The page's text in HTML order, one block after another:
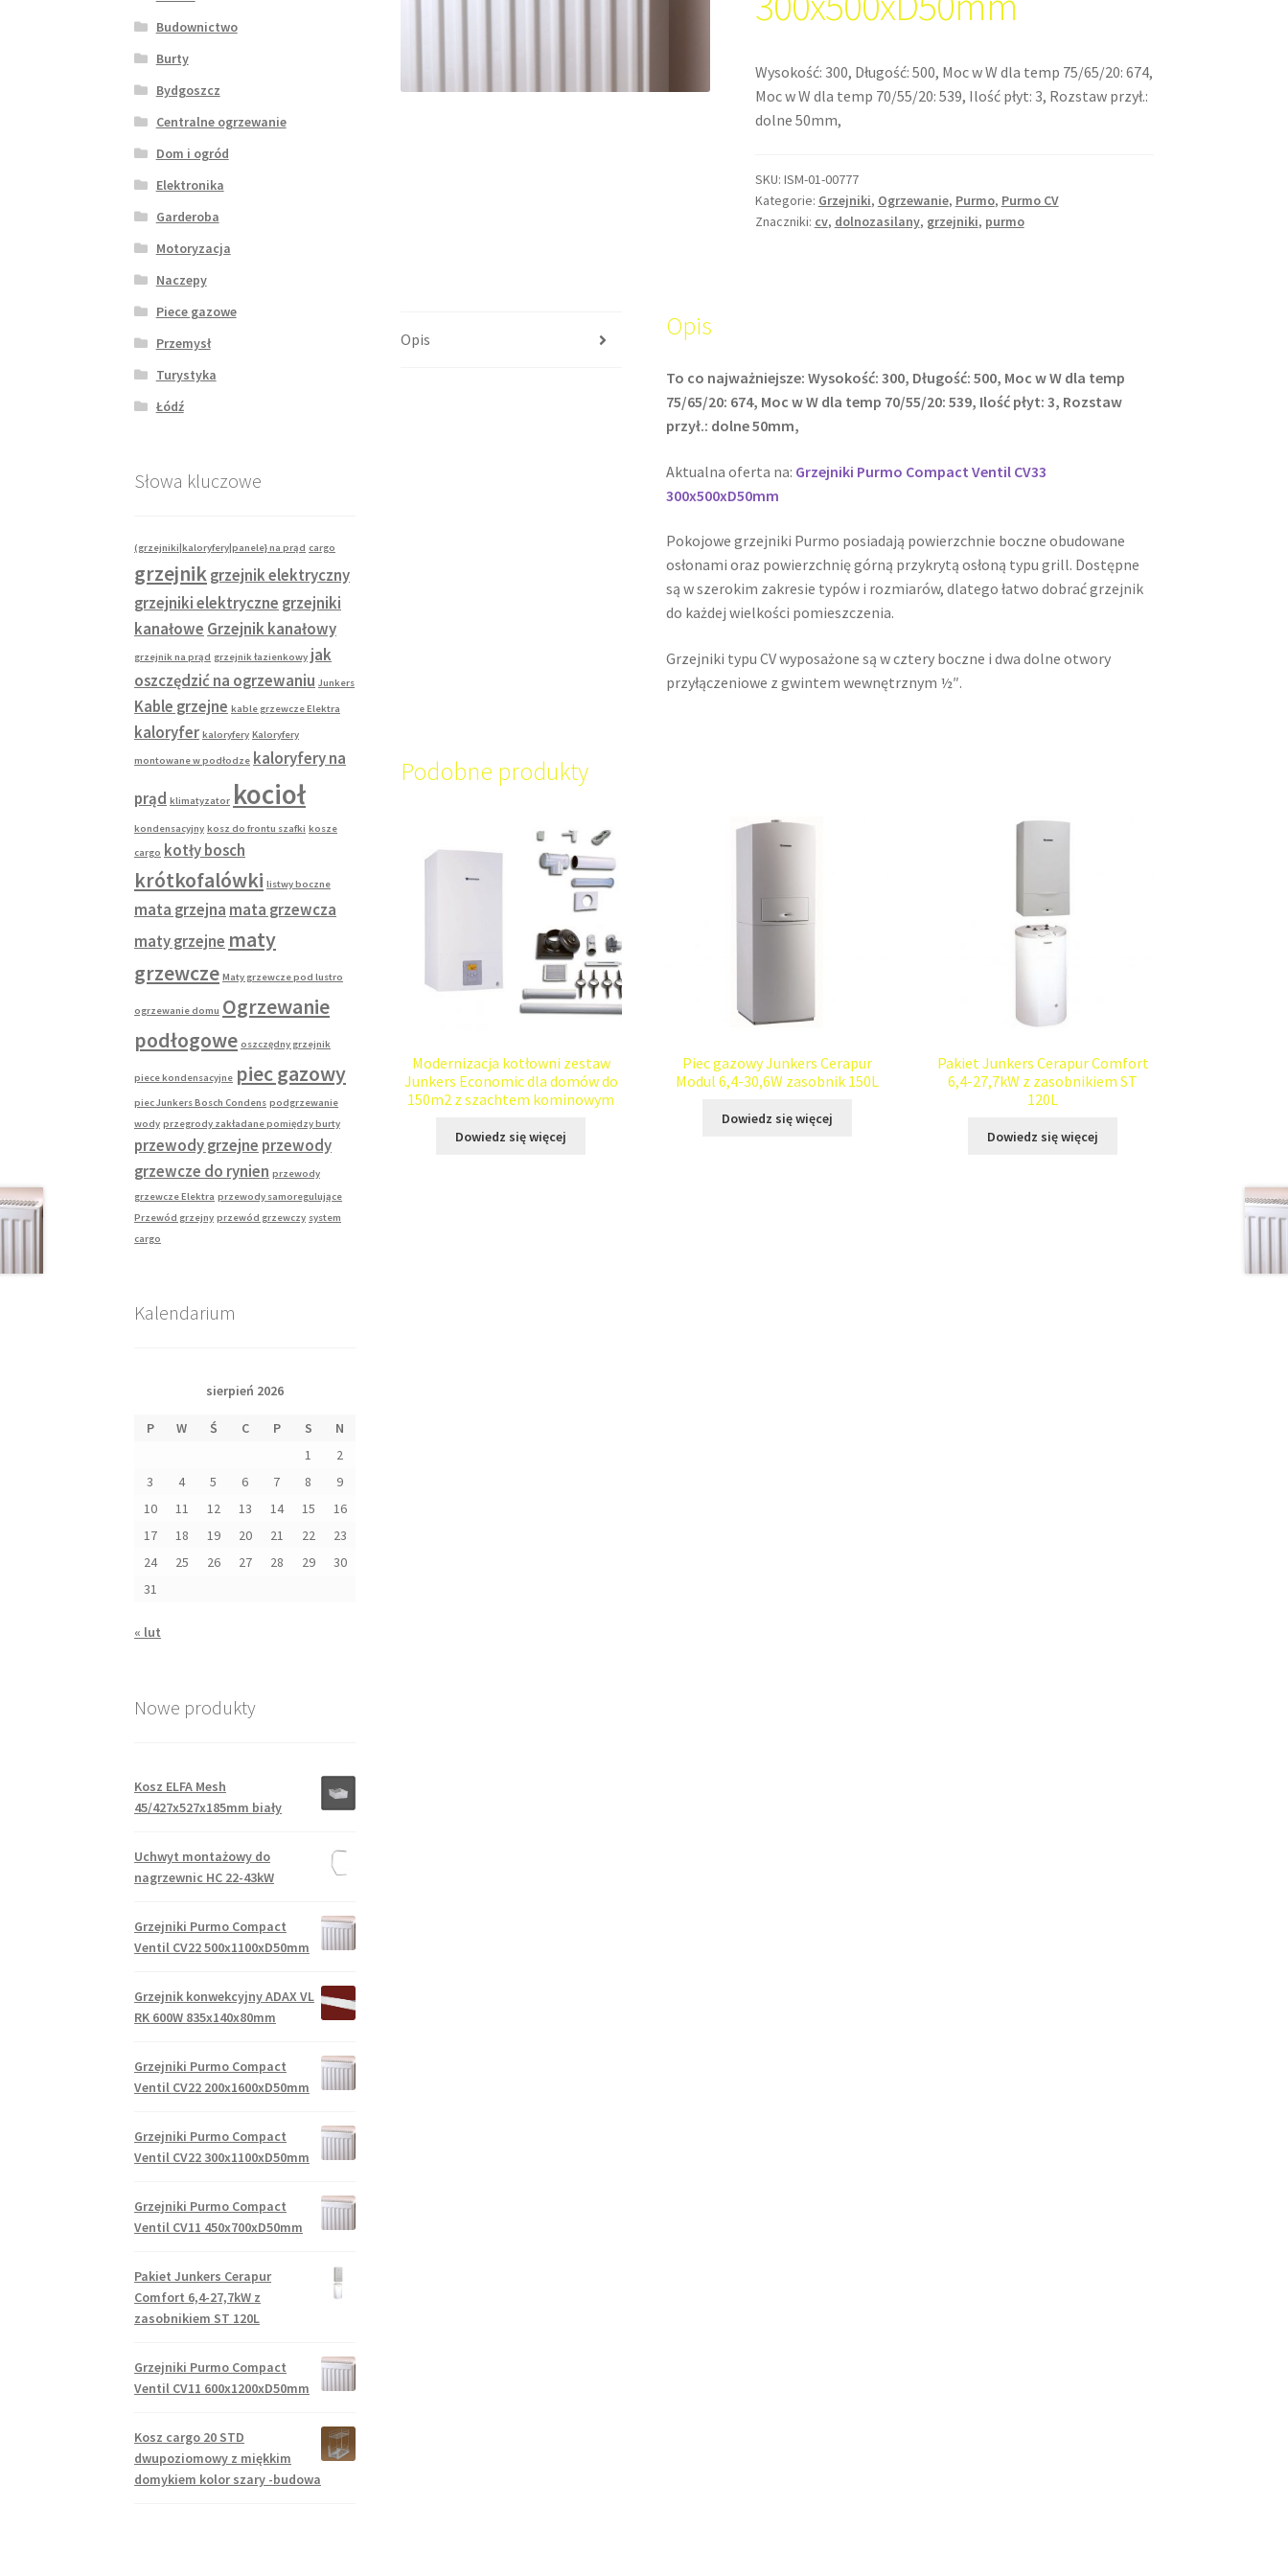
Wysokość: 300, Długość: 500, Moc w W dla temp 75/65/20: 674,
Moc w W dla temp 70/55/20: 539, Ilość płyt: 3, Rozstaw przył.:
dolne 50mm,
SKU: ISM-01-00777
Kategorie: Grzejniki, Ogrzewanie, Purmo, Purmo CV
Znaczniki: cv, dolnozasilany, grzejniki, purmo
Opis Opis
To co najważniejsze: Wysokość: 300, Długość: 500, Moc w W dla temp
75/65/20: 674, Moc w W dla temp 70/55/20: 539, Ilość płyt: 3, Rozstaw
przył.: dolne 50mm,
Aktualna oferta na: Grzejniki Purmo Compact Ventil CV33
300x500xD50mm
Pokojowe grzejniki Purmo posiadają powierzchnie boczne obudowane
osłonami oraz powierzchnię górną przykrytą osłoną typu grill. Dostępne
są w szerokim zakresie typów i rozmiarów, dlatego łatwo dobrać grzejnik
do każdej wielkości pomieszczenia.
Grzejniki typu CV wyposażone są w cztery boczne i dwa dolne otwory
przyłączeniowe z gwintem wewnętrznym ½″.
Podobne produkty
Modernizacja kotłowni zestaw
Junkers Economic dla domów do
150m2 z szachtem kominowym
Dowiedz się więcej
Piec gazowy Junkers Cerapur
Modul 6,4-30,6W zasobnik 150L
Dowiedz się więcej
Pakiet Junkers Cerapur Comfort
6,4-27,7kW z zasobnikiem ST
120L
Dowiedz się więcej
Budownictwo
Burty
Bydgoszcz
Centralne ogrzewanie
Dom i ogród
Elektronika
Garderoba
Motoryzacja
Naczepy
Piece gazowe
Przemysł
Turystyka
Łódź
Słowa kluczowe
(grzejniki|kaloryfery|panele} na prąd cargo
grzejnikgrzejnik elektryczny
grzejniki elektryczne grzejniki
kanałowe Grzejnik kanałowy
grzejnik na prąd grzejnik łazienkowy jak
oszczędzić na ogrzewaniu Junkers
Kable grzejne kable grzewcze Elektra
kaloryfer kaloryfery Kaloryfery
montowane w podłodze kaloryfery na
prąd klimatyzator kocioł
kondensacyjny kosz do frontu szafki kosze
cargo kotły bosch
krótkofalówki listwy boczne
mata grzejna mata grzewcza
maty grzejne maty
grzewcze Maty grzewcze pod lustro
ogrzewanie domu Ogrzewanie
podłogowe oszczędny grzejnik
piece kondensacyjne piec gazowy
piec Junkers Bosch Condens podgrzewanie
wody przegrody zakładane pomiędzy burty
przewody grzejne przewody
grzewcze do rynien przewody
grzewcze Elektra przewody samoregulujące
Przewód grzejny przewód grzewczy system
cargo
Kalendarium
sierpień 2026
P W Ś C P S
N
1
2
3
4 5 6 7 8
9
10
11 12 13 14 15
16
17
18 19 20 21 22
23
24
25 26 27 28 29
30
31
« lut
Nowe produkty
Kosz ELFA Mesh
45/427x527x185mm biały
Uchwyt montażowy do
nagrzewnic HC 22-43kW
Grzejniki Purmo Compact
Ventil CV22 500x1100xD50mm
Grzejnik konwekcyjny ADAX VL
RK 600W 835x140x80mm
Grzejniki Purmo Compact
Ventil CV22 200x1600xD50mm
Grzejniki Purmo Compact
Ventil CV22 300x1100xD50mm
Grzejniki Purmo Compact
Ventil CV11 450x700xD50mm
Pakiet Junkers Cerapur
Comfort 6,4-27,7kW z
zasobnikiem ST 120L
Grzejniki Purmo Compact
Ventil CV11 600x1200xD50mm
Kosz cargo 20 STD
dwupoziomowy z miękkim
domykiem kolor szary -budowa